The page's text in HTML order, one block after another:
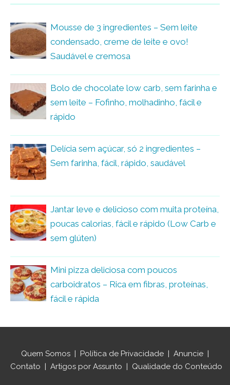
Mousse de 3 ingredientes – Sem leite
condensado, creme de leite e ovo!
Saudável e cremosa
Bolo de chocolate low carb, sem farinha e
sem leite – Fofinho, molhadinho, fácil e
rápido
Delícia sem açúcar, só 2 ingredientes –
Sem farinha, fácil, rápido, saudável
Jantar leve e delicioso com muita proteína,
poucas calorias, fácil e rápido (Low Carb e
sem glúten)
Mini pizza deliciosa com poucos
carboidratos – Rica em fibras, proteínas,
fácil e rápida
Quem Somos | Política de Privacidade | Anuncie |
Contato | Artigos por Assunto | Qualidade do Conteúdo